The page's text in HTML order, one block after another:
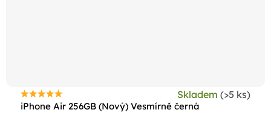
iPhone Air 256GB (Nový) Vesmírně černá
Průměrné
Skladem (>5 ks)